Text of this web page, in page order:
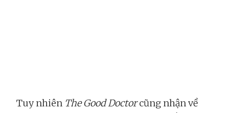
Tuy nhiên The Good Doctorcũng nhận về